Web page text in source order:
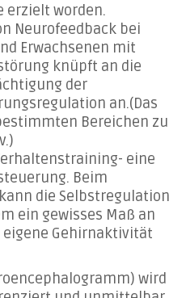
erzielt worden.
Neurofeedback bei
Erwachsenen mit
knüpft an die
der
an.(Das
Bereichen zu
eine
Beim
die Selbstregulation
ein gewisses Maß an
Gehirnaktivität
wird